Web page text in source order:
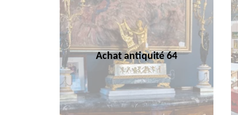
Achat antiquité 64